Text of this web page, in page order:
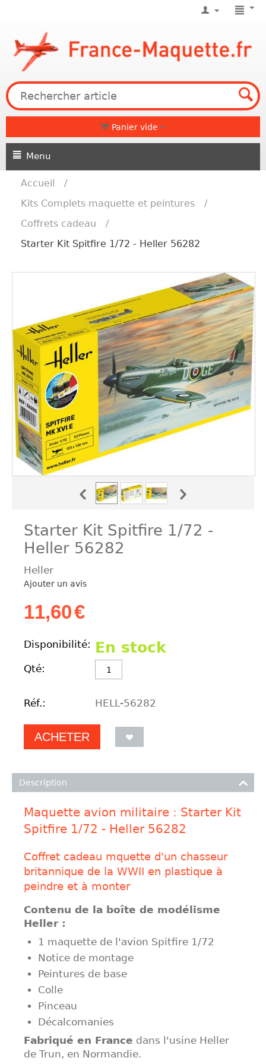
Panier vide
Menu
Accueil
/
Kits Complets maquette et peintures
/
Coffrets cadeau
/
Starter Kit Spitfire 1/72 - Heller 56282
Starter Kit Spitfire 1/72 -
Heller 56282
Heller
Ajouter un avis
11,60€
Disponibilité: En stock
Qté:
Réf.: HELL-56282
ACHETER
Description
Maquette avion militaire : Starter Kit
Spitfire 1/72 - Heller 56282
Coffret cadeau mquette d'un chasseur
britannique de la WWII en plastique à
peindre et à monter
Contenu de la boîte de modélisme
Heller :
1 maquette de l'avion Spitfire 1/72
Notice de montage
Peintures de base
Colle
Pinceau
Décalcomanies
Fabriqué en France dans l'usine Heller
de Trun, en Normandie.